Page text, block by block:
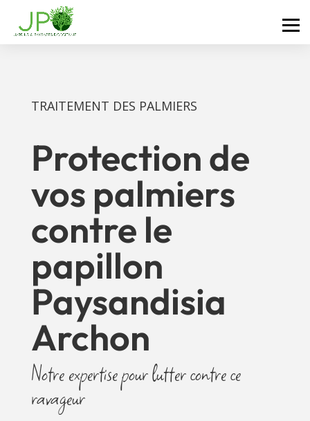
TRAITEMENT DES PALMIERS
Protection de
vos palmiers
contre le
papillon
Paysandisia
Archon
Notre expertise pour lutter contre ce
ravageur